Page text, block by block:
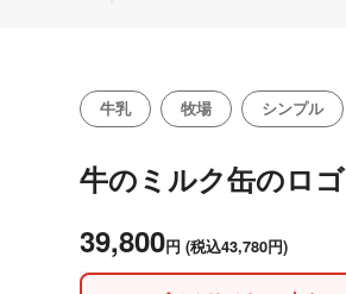
牛乳 牧場 シンプル
牛のミルク缶のロゴ
39,800円 (税込43,780円)